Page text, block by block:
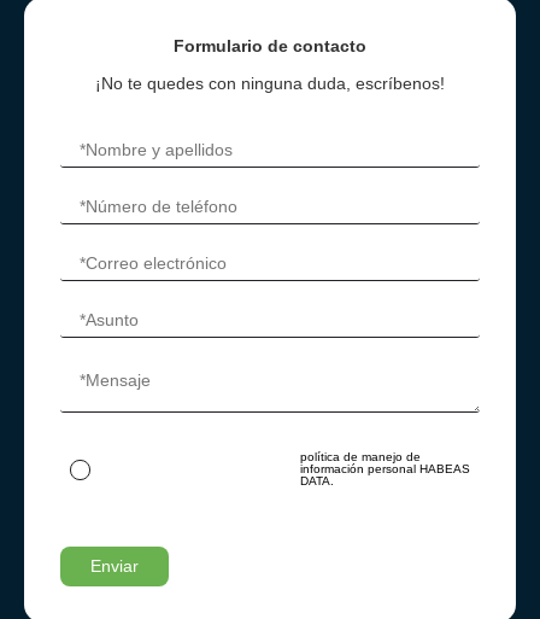
Formulario de contacto
¡No te quedes con ninguna duda, escríbenos!
política de manejo de
información personal HABEAS
DATA.